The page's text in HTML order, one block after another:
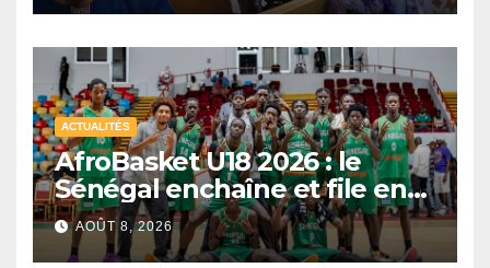
ACTUALITÉS
AfroBasket U18 2026 : le
Sénégal enchaîne et file en
quarts de finale
AOÛT 8, 2026